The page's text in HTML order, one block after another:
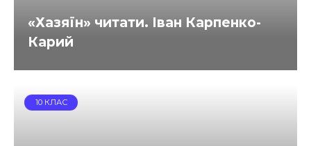
«Хазяїн» читати. Іван Карпенко-
Карий
10 КЛАС